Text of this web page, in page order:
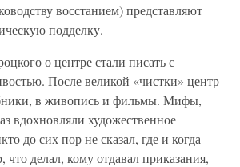
восстанием) представляют
подделку.
о центре стали писать с
После великой «чистки» центр
в живопись и фильмы. Мифы,
вдохновляли художественное
до сих пор не сказал, где и когда
что делал, кому отдавал приказания,